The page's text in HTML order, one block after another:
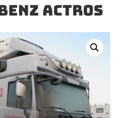
ACTROS